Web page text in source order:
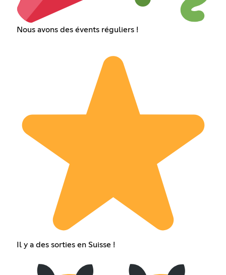
Nous avons des évents réguliers !
Il y a des sorties en Suisse !